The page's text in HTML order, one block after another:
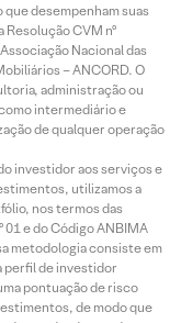
desempenham suas
Resolução CVM nº
Nacional das
– ANCORD. O
administração ou
intermediário e
de qualquer operação
investidor aos serviços e
utilizamos a
nos termos das
e do Código ANBIMA
metodologia consiste em
perfil de investidor
pontuação de risco
de modo que